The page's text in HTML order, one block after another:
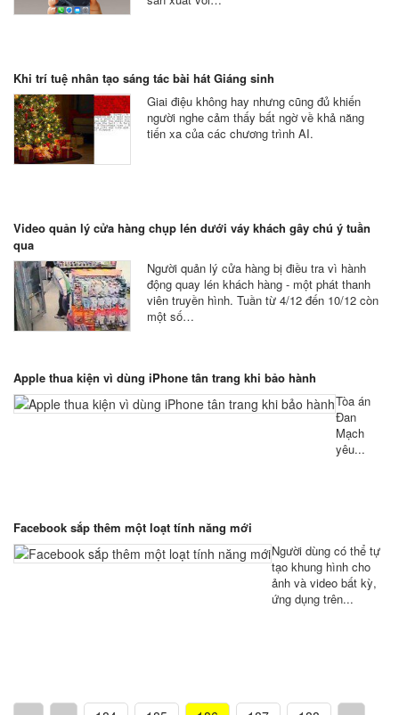
Khi trí tuệ nhân tạo sáng tác bài hát Giáng sinh
Giai điệu không hay nhưng cũng đủ khiến
người nghe cảm thấy bất ngờ về khả năng
tiến xa của các chương trình AI.
Video quản lý cửa hàng chụp lén dưới váy khách gây chú ý tuần
qua
Người quản lý cửa hàng bị điều tra vì hành
động quay lén khách hàng - một phát thanh
viên truyền hình. Tuần từ 4/12 đến 10/12 còn
một số…
Apple thua kiện vì dùng iPhone tân trang khi bảo hành
Tòa án
Đan
Mạch
yêu...
Facebook sắp thêm một loạt tính năng mới
Người dùng có thể tự
tạo khung hình cho
ảnh và video bất kỳ,
ứng dụng trên...